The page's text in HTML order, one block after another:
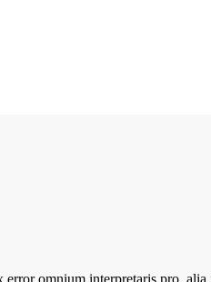
omnium interpretaris pro,